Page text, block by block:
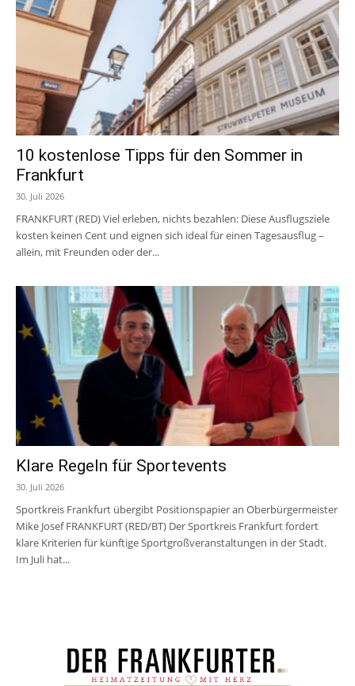
10 kostenlose Tipps für den Sommer in
Frankfurt
30. Juli 2026
FRANKFURT (RED) Viel erleben, nichts bezahlen: Diese Ausflugsziele
kosten keinen Cent und eignen sich ideal für einen Tagesausflug –
allein, mit Freunden oder der...
Klare Regeln für Sportevents
30. Juli 2026
Sportkreis Frankfurt übergibt Positionspapier an Oberbürgermeister
Mike Josef FRANKFURT (RED/BT) Der Sportkreis Frankfurt fordert
klare Kriterien für künftige Sportgroßveranstaltungen in der Stadt.
Im Juli hat...